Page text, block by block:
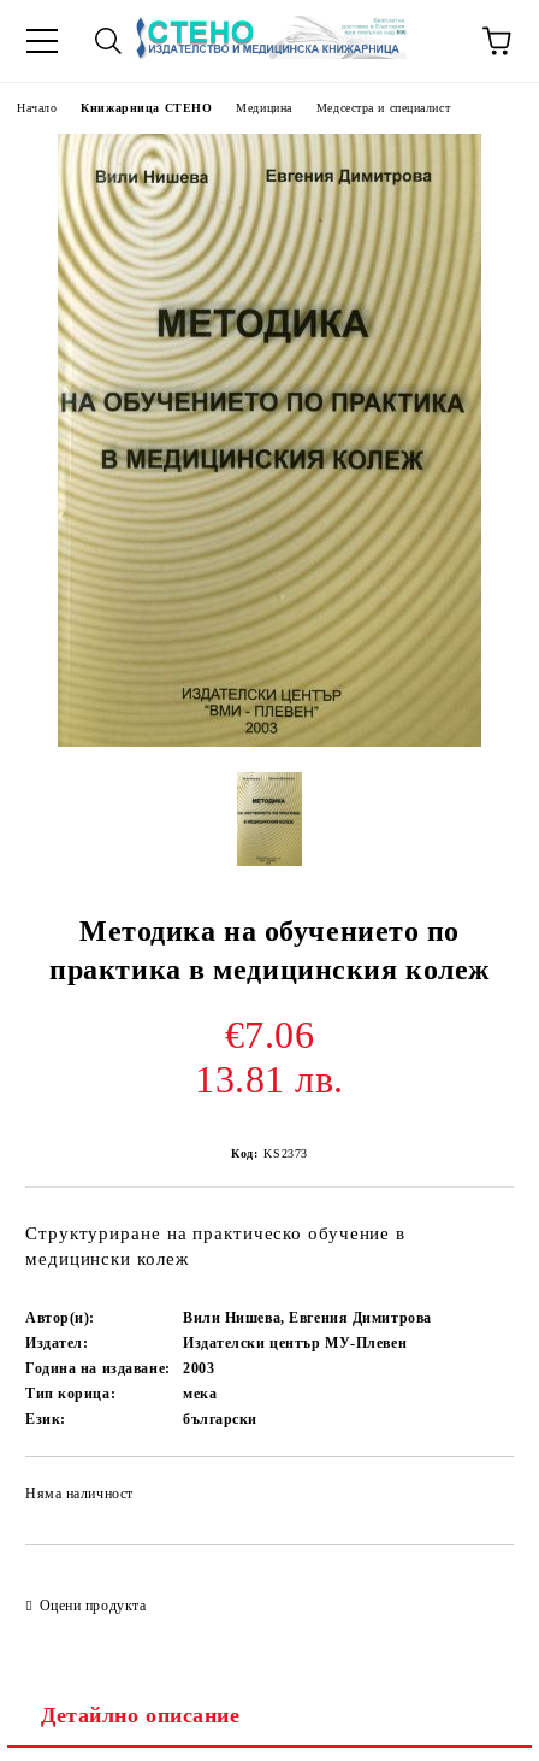
Начало Книжарница СТЕНО Медицина Медсестра и специалист
Методика на обучението по
практика в медицинския колеж
€7.06
13.81 лв.
Код: KS2373
Структуриране на практическо обучение в
медицински колеж
Автор(и):
Вили Нишева, Евгения Димитрова
Издател:
Издателски център МУ-Плевен
Година на издаване:
2003
Тип корица:
мека
Език:
български
Няма наличност
Оцени продукта
Детайлно описание